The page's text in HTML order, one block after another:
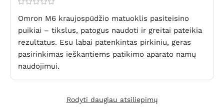
Omron M6 kraujospūdžio matuoklis pasiteisino
puikiai – tikslus, patogus naudoti ir greitai pateikia
rezultatus. Esu labai patenkintas pirkiniu, geras
pasirinkimas ieškantiems patikimo aparato namų
naudojimui.
Rodyti daugiau atsiliepimų